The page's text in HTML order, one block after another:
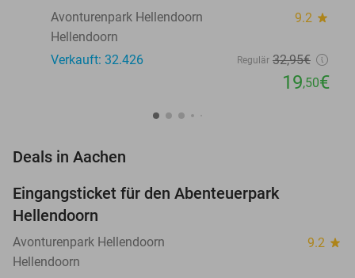
Avonturenpark Hellendoorn
9.2 star
Hellendoorn
Verkauft: 32.426
Regulär 32,95€
19,50€
Deals in Aachen
Eingangsticket für den Abenteuerpark
Hellendoorn
Avonturenpark Hellendoorn 9.2 star
Hellendoorn